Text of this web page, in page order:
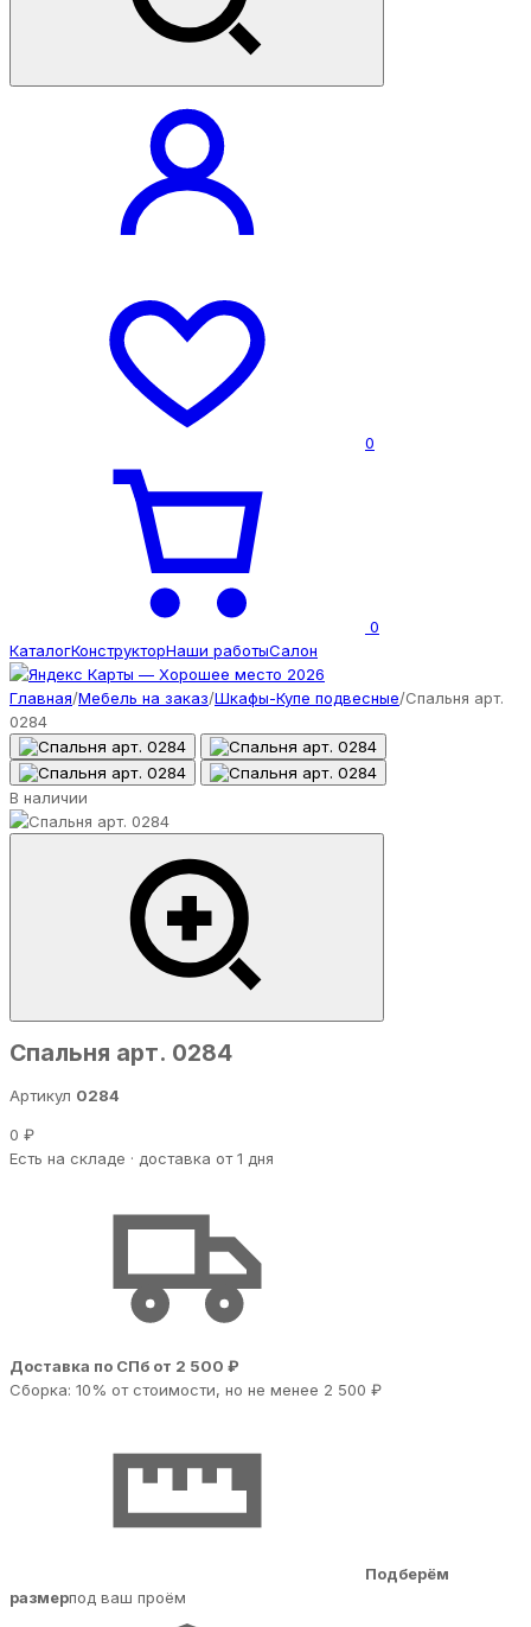
0
0
КаталогКонструкторНаши работыСалон
Главная/Мебель на заказ/Шкафы-Купе подвесные/Спальня арт.
0284
В наличии
Спальня арт. 0284
Артикул 0284
0 ₽
Есть на складе · доставка от 1 дня
Доставка по СПб от 2 500 ₽
Сборка: 10% от стоимости, но не менее 2 500 ₽
Подберём
размерпод ваш проём